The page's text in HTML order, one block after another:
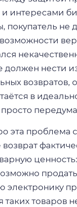
интересами
покупатель не
должен нести
возвратов,
в
эта проблема
возврат
электронику
таких товаров